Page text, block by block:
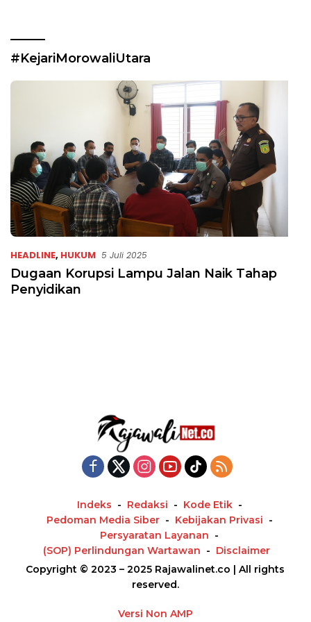
#KejariMorowaliUtara
HEADLINE, HUKUM 5 Juli 2025
Dugaan Korupsi Lampu Jalan Naik Tahap
Penyidikan
Indeks Redaksi
Kode Etik
Pedoman Media Siber
Kebijakan Privasi
Persyaratan Layanan
(SOP) Perlindungan Wartawan
Disclaimer
Copyright © 2023 – 2025 Rajawalinet.co | All rights
reserved.
Versi Non AMP